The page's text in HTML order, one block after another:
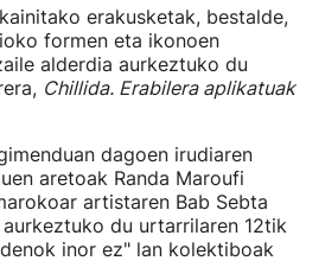
erakusketak, bestalde,
formen eta ikonoen
alderdia aurkeztuko du
Chillida. Erabilera aplikatuak
dagoen irudiaren
aretoak Randa Maroufi
artistaren Bab Sebta
du urtarrilaren 12tik
inor ez" lan kolektiboak